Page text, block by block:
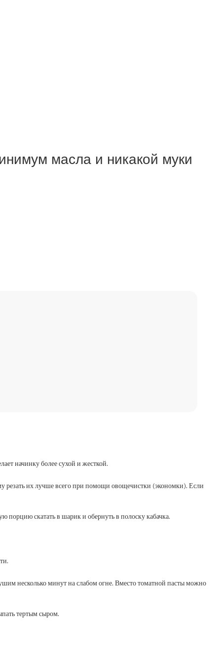
масла и никакой муки
начинку более сухой и жесткой.
резать их лучше всего при помощи овощечистки (экономки). Если
порцию скатать в шарик и обернуть в полоску кабачка.
несколько минут на слабом огне. Вместо томатной пасты можно
тертым сыром.